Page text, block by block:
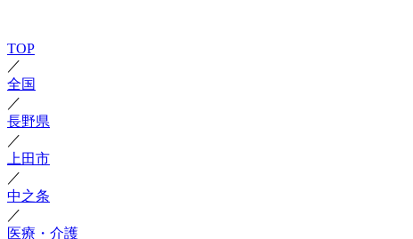
TOP
／
全国
／
長野県
／
上田市
／
中之条
／
医療・介護